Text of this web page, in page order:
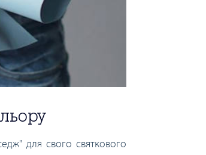
для свого святкового